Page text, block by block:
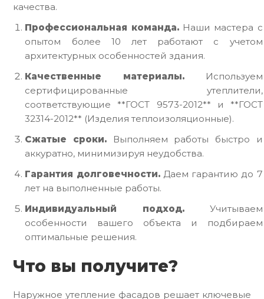
качества.
Профессиональная команда.Наши мастера с
опытом более 10 лет работают с учетом
архитектурных особенностей здания.
Качественные материалы.Используем
сертифицированные утеплители,
соответствующие **ГОСТ 9573-2012** и **ГОСТ
32314-2012** (Изделия теплоизоляционные).
Сжатые сроки. Выполняем работы быстро и
аккуратно, минимизируя неудобства.
Гарантия долговечности.Даем гарантию до 7
лет на выполненные работы.
Индивидуальный подход.Учитываем
особенности вашего объекта и подбираем
оптимальные решения.
Что вы получите?
Наружное утепление фасадов решает ключевые